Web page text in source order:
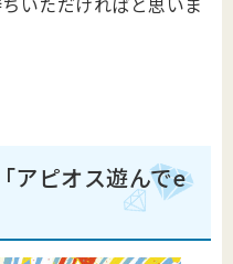
アピオス遊んでe